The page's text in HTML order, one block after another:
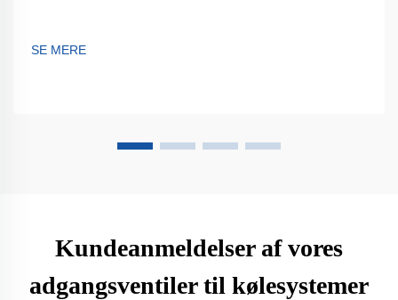
SE MERE
Kundeanmeldelser af vores
adgangsventiler til kølesystemer